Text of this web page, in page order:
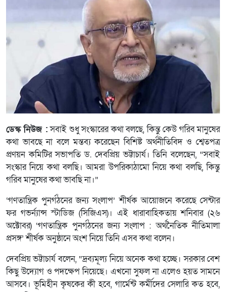
ডেস্ক নিউজ :সবাই শুধু সংস্কারের কথা বলছে, কিন্তু কেউ গরিব মানুষের
কথা ভাবছে না বলে মন্তব্য করেছেন বিশিষ্ট অর্থনীতিবিদ ও শ্বেতপত্র
প্রণয়ন কমিটির সভাপতি ড. দেবপ্রিয় ভট্টাচার্য। তিনি বলেছেন, “সবাই
সংস্কার নিয়ে কথা বলছি। আমরা উপরিকাঠামো নিয়ে কথা বলছি, কিন্তু
গরিব মানুষের কথা ভাবছি না।”
‘গণতান্ত্রিক পুনর্গঠনের জন্য সংলাপ’ শীর্ষক আয়োজনে করেছে সেন্টার
ফর গভর্ন্যান্স স্টাডিজ (সিজিএস)। এই ধারাবাহিকতায় শনিবার (২৬
অক্টোবর) ‘গণতান্ত্রিক পুনর্গঠনের জন্য সংলাপ : অর্থনৈতিক নীতিমালা
প্রসঙ্গ’ শীর্ষক অনুষ্ঠানে অংশ নিয়ে তিনি এসব কথা বলেন।
দেবপ্রিয় ভট্টাচার্য বলেন, “দ্রব্যমূল্য নিয়ে অনেক কথা হচ্ছে। সরকার বেশ
কিছু উদ্যোগ ও পদক্ষেপ নিয়েছে। এখনো সুফল না এলেও হয়ত সামনে
আসবে। ভূমিহীন কৃষকের কী হবে, গার্মেন্ট কর্মীদের সেলারি কত হবে,